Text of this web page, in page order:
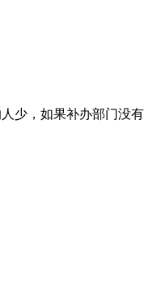
少，如果补办部门没有